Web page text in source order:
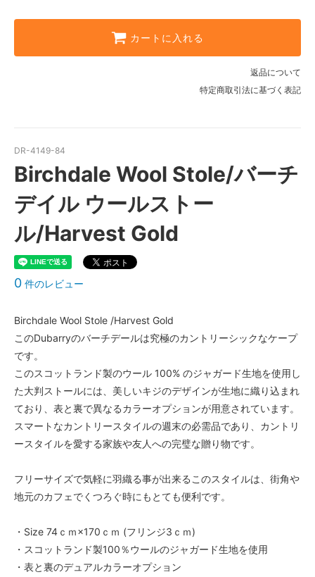
カートに入れる
返品について
特定商取引法に基づく表記
DR-4149-84
Birchdale Wool Stole/バーチ
デイル ウールストー
ル/Harvest Gold
0 件のレビュー
Birchdale Wool Stole /Harvest Gold
このDubarryのバーチデールは究極のカントリーシックなケープ
です。
このスコットランド製のウール 100% のジャガード生地を使用し
た大判ストールには、美しいキジのデザインが生地に織り込まれ
ており、表と裏で異なるカラーオプションが用意されています。
スマートなカントリースタイルの週末の必需品であり、カントリ
ースタイルを愛する家族や友人への完璧な贈り物です。
フリーサイズで気軽に羽織る事が出来るこのスタイルは、街角や
地元のカフェでくつろぐ時にもとても便利です。
・Size 74ｃｍ×170ｃｍ (フリンジ3ｃｍ)
・スコットランド製100％ウールのジャガード生地を使用
・表と裏のデュアルカラーオプション